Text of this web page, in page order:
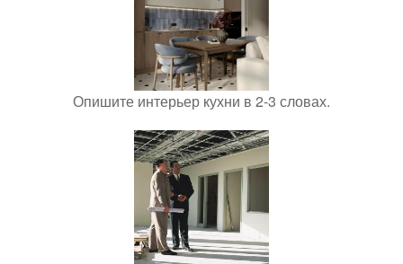
Опишите интерьер кухни в 2-3 словах.